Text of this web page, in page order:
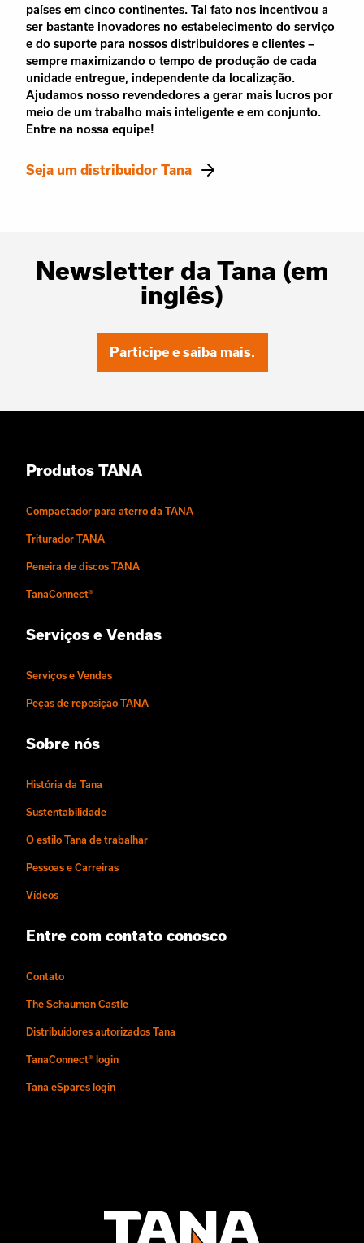
países em cinco continentes. Tal fato nos incentivou a
ser bastante inovadores no estabelecimento do serviço
e do suporte para nossos distribuidores e clientes –
sempre maximizando o tempo de produção de cada
unidade entregue, independente da localização.
Ajudamos nosso revendedores a gerar mais lucros por
meio de um trabalho mais inteligente e em conjunto.
Entre na nossa equipe!
Seja um distribuidor Tana
Newsletter da Tana (em
inglês)
Participe e saiba mais.
Produtos TANA
Compactador para aterro da TANA
Triturador TANA
Peneira de discos TANA
TanaConnect®
Serviços e Vendas
Serviços e Vendas
Peças de reposição TANA
Sobre nós
História da Tana
Sustentabilidade
O estilo Tana de trabalhar
Pessoas e Carreiras
Vídeos
Entre com contato conosco
Contato
The Schauman Castle
Distribuidores autorizados Tana
TanaConnect® login
Tana eSpares login